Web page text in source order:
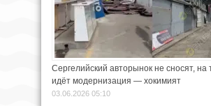
Сергелийский авторынок не сносят, на
идёт модернизация — хокимият
03.06.2026 05:10